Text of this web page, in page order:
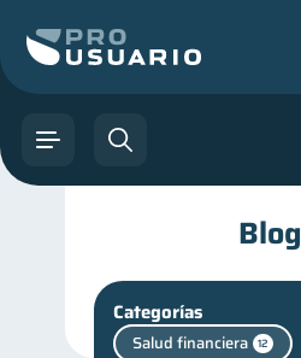
Blog
Categorías
Salud financiera 12